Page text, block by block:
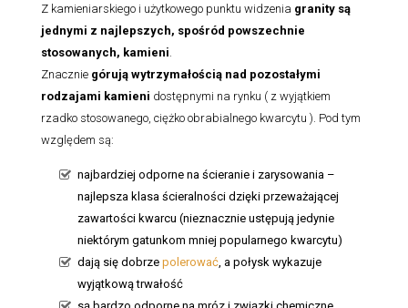
Z kamieniarskiego i użytkowego punktu widzenia granity są
jednymi z najlepszych, spośród powszechnie
stosowanych, kamieni
Znacznie górują wytrzymałością nad pozostałymi
rodzajami kamieni dostępnymi na rynku ( z wyjątkiem
rzadko stosowanego, ciężko obrabialnego kwarcytu ). Pod tym
względem są:
najbardziej odporne na ścieranie i zarysowania –
najlepsza klasa ścieralności dzięki przeważającej
zawartości kwarcu (nieznacznie ustępują jedynie
niektórym gatunkom mniej popularnego kwarcytu)
dają się dobrze polerować , a połysk wykazuje
wyjątkową trwałość